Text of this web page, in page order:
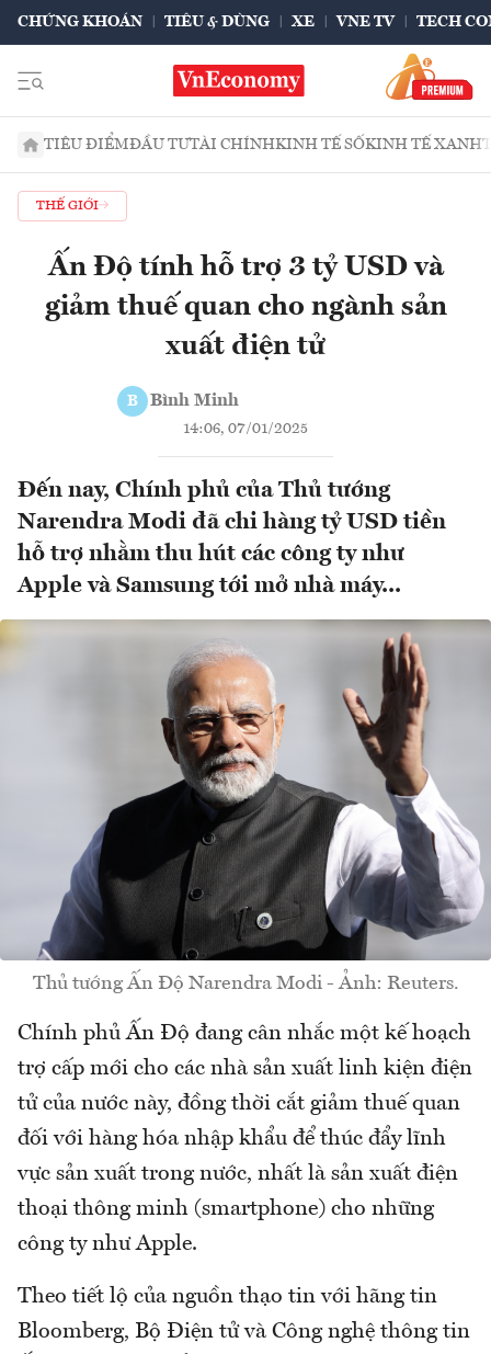
CHỨNG KHOÁN TIÊU & DÙNG XE VNE TV TECH
TIÊU ĐIỂMĐẦU TƯTÀI CHÍNHKINH TẾ SỐKINH TẾ XANH
THẾ GIỚI
Ấn Độ tính hỗ trợ 3 tỷ USD và
giảm thuế quan cho ngành sản
xuất điện tử
B Bình Minh
14:06, 07/01/2025
Đến nay, Chính phủ của Thủ tướng
Narendra Modi đã chi hàng tỷ USD tiền
hỗ trợ nhằm thu hút các công ty như
Apple và Samsung tới mở nhà máy...
Thủ tướng Ấn Độ Narendra Modi - Ảnh: Reuters.
Chính phủ Ấn Độ đang cân nhắc một kế hoạch
trợ cấp mới cho các nhà sản xuất linh kiện điện
tử của nước này, đồng thời cắt giảm thuế quan
đối với hàng hóa nhập khẩu để thúc đẩy lĩnh
vực sản xuất trong nước, nhất là sản xuất điện
thoại thông minh (smartphone) cho những
công ty như Apple.
Theo tiết lộ của nguồn thạo tin với hãng tin
Bloomberg, Bộ Điện tử và Công nghệ thông tin